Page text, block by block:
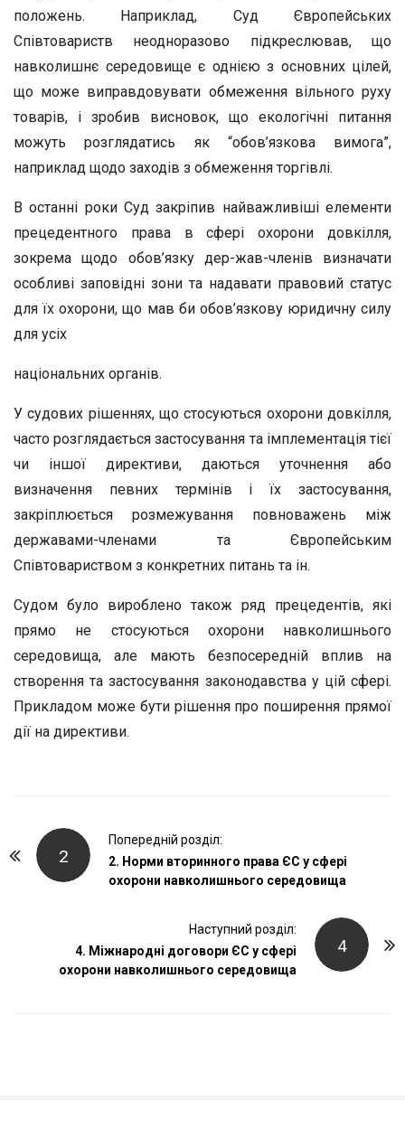
положень. Наприклад, Суд Європейських
Співтовариств неодноразово підкрес­лював, що
навколишнє середовище є однією з основних цілей,
що може виправдовувати обмеження вільного руху
товарів, і зробив вис­новок, що екологічні питання
можуть розглядатись як “обов’язкова вимога”,
наприклад щодо заходів з обмеження торгівлі.
В останні роки Суд закріпив найважливіші елементи
прецедентного права в сфері охорони довкілля,
зокрема щодо обов’язку дер-жав-членів визначати
особливі заповідні зони та надавати правовий статус
для їх охорони, що мав би обов’язкову юридичну силу
для усіх
національних органів.
У судових рішеннях, що стосуються охорони довкілля,
часто роз­глядається застосування та імплементація тієї
чи іншої директиви, даються уточнення або
визначення певних термінів і їх застосування,
закріплюється розмежування повноважень між
державами-членами та Європейським
Співтовариством з конкретних питань та ін.
Судом було вироблено також ряд прецедентів, які
прямо не стосуються охорони навколишнього
середовища, але мають безпо­середній вплив на
створення та застосування законодавства у цій сфері.
Прикладом може бути рішення про поширення прямої
дії на директиви.
2
Попередній розділ:
2. Норми вторинного права ЄС у сфері
охорони навколишнього середовища
4
Наступний розділ:
4. Міжнародні договори ЄС у сфері
охорони навколишнього середовища